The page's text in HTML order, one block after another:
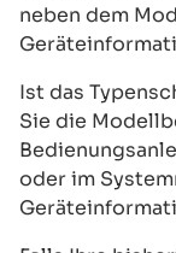
neben dem
Ist das
Sie die
oder im